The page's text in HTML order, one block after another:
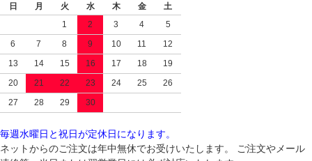
日
月 火 水 木 金
土
1
2 3 4
5
6
7 8 9 10 11
12
13
14 15 16 17 18
19
20
21 22 23 24 25
26
27
28 29 30
毎週水曜日と祝日が定休日になります。
ネットからのご注文は年中無休でお受けいたします。 ご注文やメール